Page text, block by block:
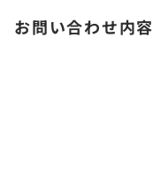
お問い合わせ内容